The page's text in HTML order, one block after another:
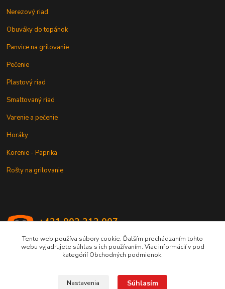
Nerezový riad
Obuváky do topánok
Panvice na grilovanie
Pečenie
Plastový riad
Smaltovaný riad
Varenie a pečenie
Horáky
Korenie - Paprika
Rošty na grilovanie
+421 902 212 007
Tento web používa súbory cookie. Ďalším prechádzaním tohto
webu vyjadrujete súhlas s ich používaním. Viac informácií v pod
kategórií Obchodných podmienok.
Nastavenia Súhlasím